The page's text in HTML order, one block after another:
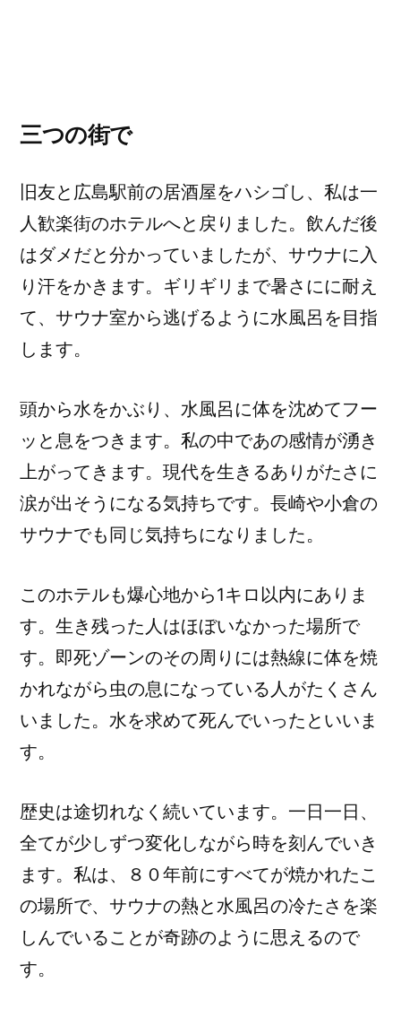
三つの街で
旧友と広島駅前の居酒屋をハシゴし、私は一
人歓楽街のホテルへと戻りました。飲んだ後
はダメだと分かっていましたが、サウナに入
り汗をかきます。ギリギリまで暑さにに耐え
て、サウナ室から逃げるように水風呂を目指
します。
頭から水をかぶり、水風呂に体を沈めてフー
ッと息をつきます。私の中であの感情が湧き
上がってきます。現代を生きるありがたさに
涙が出そうになる気持ちです。長崎や小倉の
サウナでも同じ気持ちになりました。
このホテルも爆心地から1キロ以内にありま
す。生き残った人はほぼいなかった場所で
す。即死ゾーンのその周りには熱線に体を焼
かれながら虫の息になっている人がたくさん
いました。水を求めて死んでいったといいま
す。
歴史は途切れなく続いています。一日一日、
全てが少しずつ変化しながら時を刻んでいき
ます。私は、８０年前にすべてが焼かれたこ
の場所で、サウナの熱と水風呂の冷たさを楽
しんでいることが奇跡のように思えるので
す。